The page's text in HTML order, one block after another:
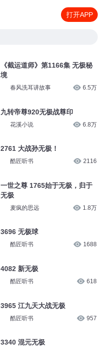
打开APP
《截运道师》第1166集 无极秘
境
春风洗耳讲故事 6.5万
九转帝尊920无极战尊印
花溪小说 6.8万
2761 大战孙无极！
酷匠听书 2116
一世之尊 1765始于无极，归于
无极
麦疯的思远 1.8万
3696 无极球
酷匠听书 1688
4082 新无极
酷匠听书 618
3965 江九天大战无极
酷匠听书 957
3340 混元无极